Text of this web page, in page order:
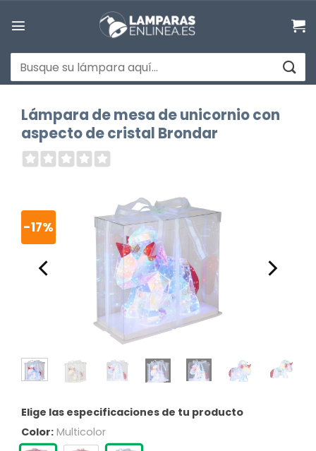
Buscar
por:
Lámpara de mesa de unicornio con
aspecto de cristal Brondar
-17%
Elige las especificaciones de tu producto
Color: Multicolor